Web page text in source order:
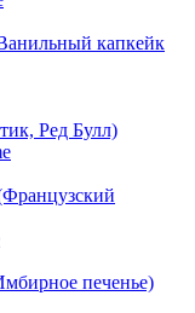
капкейк
Ред Булл)
печенье)